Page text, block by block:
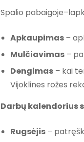
Spalio
Apkaupimas –
Mulčiavimas –
Dengimas – kai
Vijoklines rožes
Darbų kalendorius
Rugsėjis –